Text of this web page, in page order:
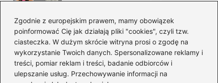
Zgodnie z europejskim prawem, mamy obowiązek
poinformować Cię jak działają pliki "cookies", czyli tzw.
ciasteczka. W dużym skrócie witryna prosi o zgodę na
wykorzystanie Twoich danych. Spersonalizowane reklamy i
treści, pomiar reklam i treści, badanie odbiorców i
ulepszanie usług. Przechowywanie informacji na
sylwetkę w zaledwie 90 dni
Idealny garnitur: jak dobrać
go do swojej sylwetki?